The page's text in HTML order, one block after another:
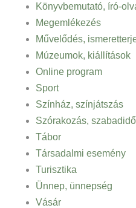
Könyvbemutató, író-
Megemlékezés
Művelődés,
Múzeumok, kiállítások
Online program
Sport
Színház, színjátszás
Szórakozás, szabadidő
Tábor
Társadalmi esemény
Turisztika
Ünnep, ünnepség
Vásár